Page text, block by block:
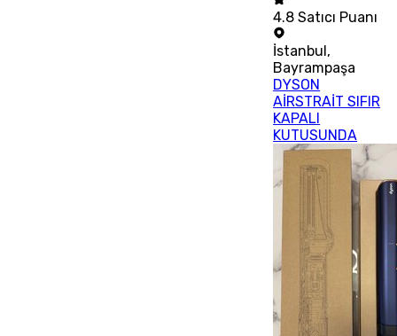
4.8 Satıcı Puanı
İstanbul,
Bayrampaşa
DYSON
AİRSTRAİT SIFIR
KAPALI
KUTUSUNDA